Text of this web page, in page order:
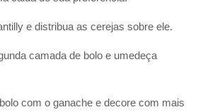
e distribua as cerejas sobre ele.
camada de bolo e umedeça
com o ganache e decore com mais